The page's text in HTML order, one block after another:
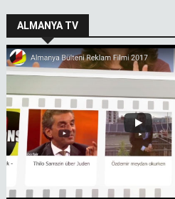
ALMANYA TV